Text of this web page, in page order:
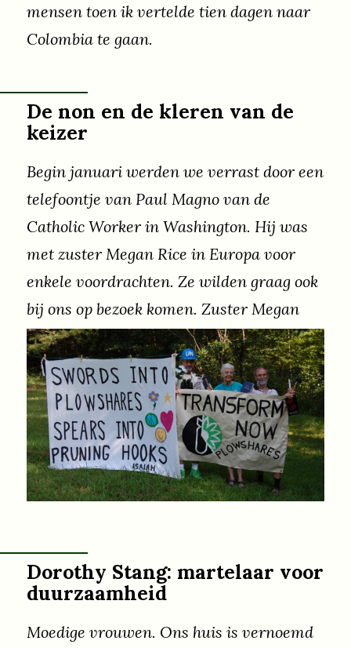
mensen toen ik vertelde tien dagen naar
Colombia te gaan.
De non en de kleren van de
keizer
Begin januari werden we verrast door een
telefoontje van Paul Magno van de
Catholic Worker in Washington. Hij was
met zuster Megan Rice in Europa voor
enkele voordrachten. Ze wilden graag ook
bij ons op bezoek komen. Zuster Megan
verwierf in juli 2012 internationale
bekendheid door samen met twee Catholic
Workers een nucleaire basis binnen te
dringen in Tennessee. In allerijl
organiseerden we een Ronde Tafel
Gesprek met deze gelouterde
vredesactivisten.
Dorothy Stang: martelaar voor
duurzaamheid
Moedige vrouwen. Ons huis is vernoemd